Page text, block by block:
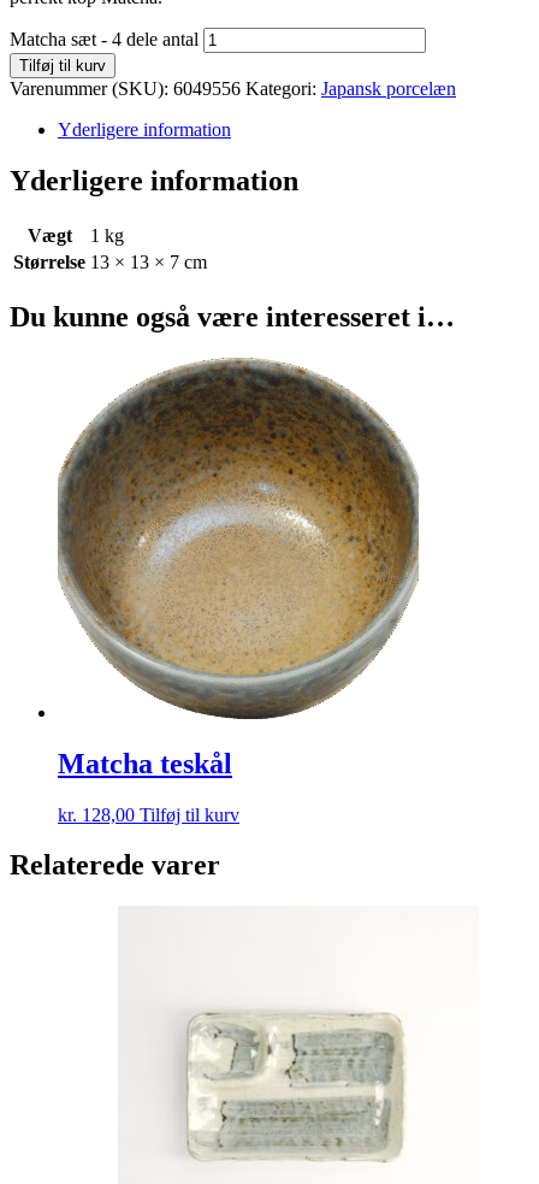
Matcha sæt - 4 dele antal
Tilføj til kurv
Varenummer (SKU): 6049556 Kategori: Japansk porcelæn
Yderligere information
Yderligere information
Vægt
1 kg
Størrelse 13 × 13 × 7 cm
Du kunne også være interesseret i…
Matcha teskål
kr. 128,00 Tilføj til kurv
Relaterede varer